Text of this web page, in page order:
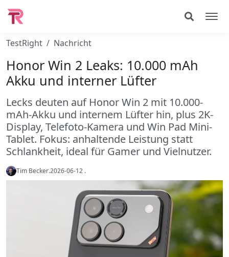
TestRight Nachricht
Honor Win 2 Leaks: 10.000 mAh
Akku und interner Lüfter
Lecks deuten auf Honor Win 2 mit 10.000-
mAh-Akku und internem Lüfter hin, plus 2K-
Display, Telefoto-Kamera und Win Pad Mini-
Tablet. Fokus: anhaltende Leistung statt
Schlankheit, ideal für Gamer und Vielnutzer.
Tim Becker.2026-06-12 .